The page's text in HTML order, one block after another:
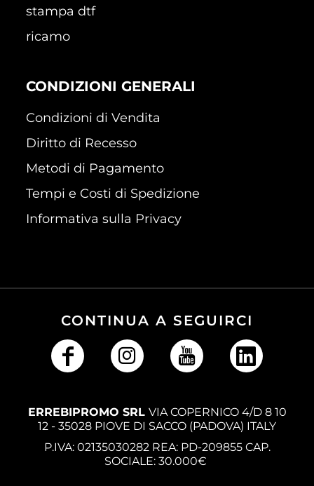
stampa dtf
ricamo
CONDIZIONI GENERALI
Condizioni di Vendita
Diritto di Recesso
Metodi di Pagamento
Tempi e Costi di Spedizione
Informativa sulla Privacy
CONTINUA A SEGUIRCI
ERREBIPROMO SRL VIA COPERNICO 4/D 8 10
12 - 35028 PIOVE DI SACCO (PADOVA) ITALY
P.IVA: 02135030282 REA: PD-209855 CAP.
SOCIALE: 30.000€